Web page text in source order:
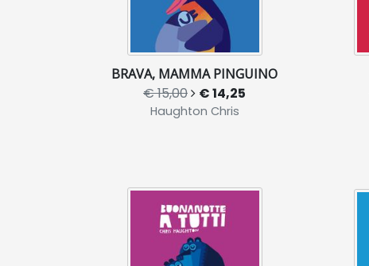
BRAVA, MAMMA PINGUINO
€ 15,00 € 14,25
Haughton Chris